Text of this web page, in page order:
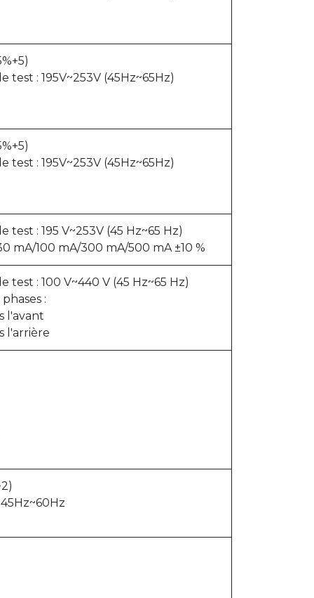
: 195V~253V (45Hz~65Hz)
: 195V~253V (45Hz~65Hz)
: 195 V~253V (45 Hz~65 Hz)
mA/100 mA/300 mA/500 mA ±10 %
test : 100 V~440 V (45 Hz~65 Hz)
:
l'avant
l'arrière